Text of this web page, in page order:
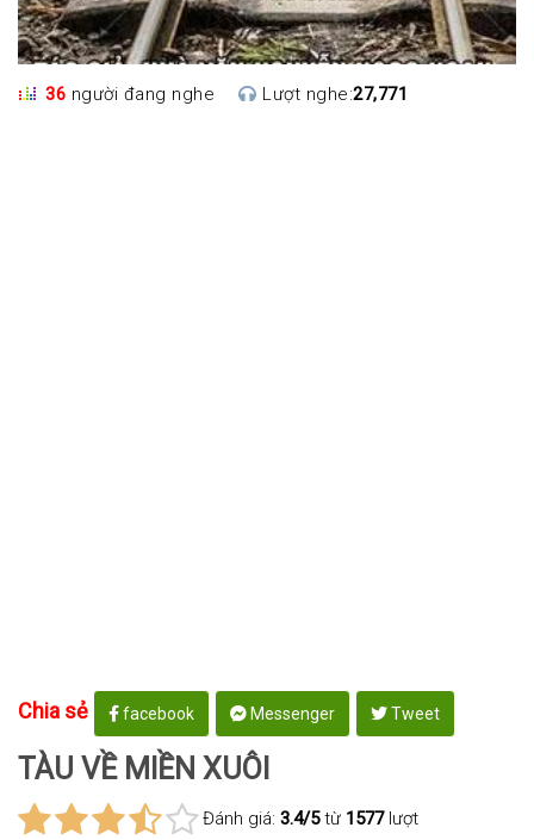
36 người đang nghe Lượt nghe:27,771
Chia sẻ facebook Messenger Tweet
TÀU VỀ MIỀN XUÔI
Đánh giá: 3.4/5từ 1577lượt